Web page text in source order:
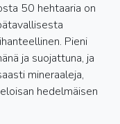
50 hehtaaria on
Pieni
ja suojattuna, ja
mineraaleja,
hedelmäisen